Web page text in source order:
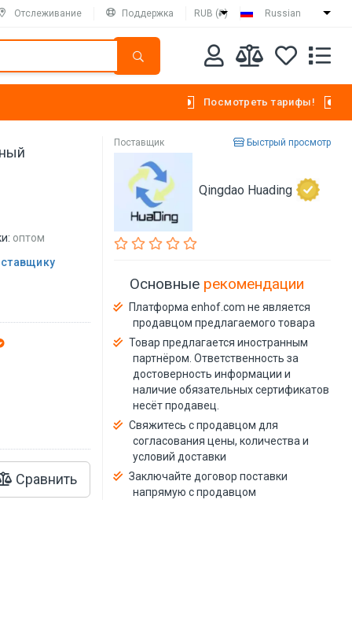
Отслеживание Поддержка RUB (₽) Russian
Посмотреть тарифы!
оптом
Сравнить
Поставщик Быстрый просмотр
Qingdao Huading
Основные рекомендации
Платформа enhof.com не является
продавцом предлагаемого товара
Товар предлагается иностранным
партнёром. Ответственность за
достоверность информации и
наличие обязательных сертификатов
несёт продавец.
Свяжитесь с продавцом для
согласования цены, количества и
условий доставки
Заключайте договор поставки
напрямую с продавцом